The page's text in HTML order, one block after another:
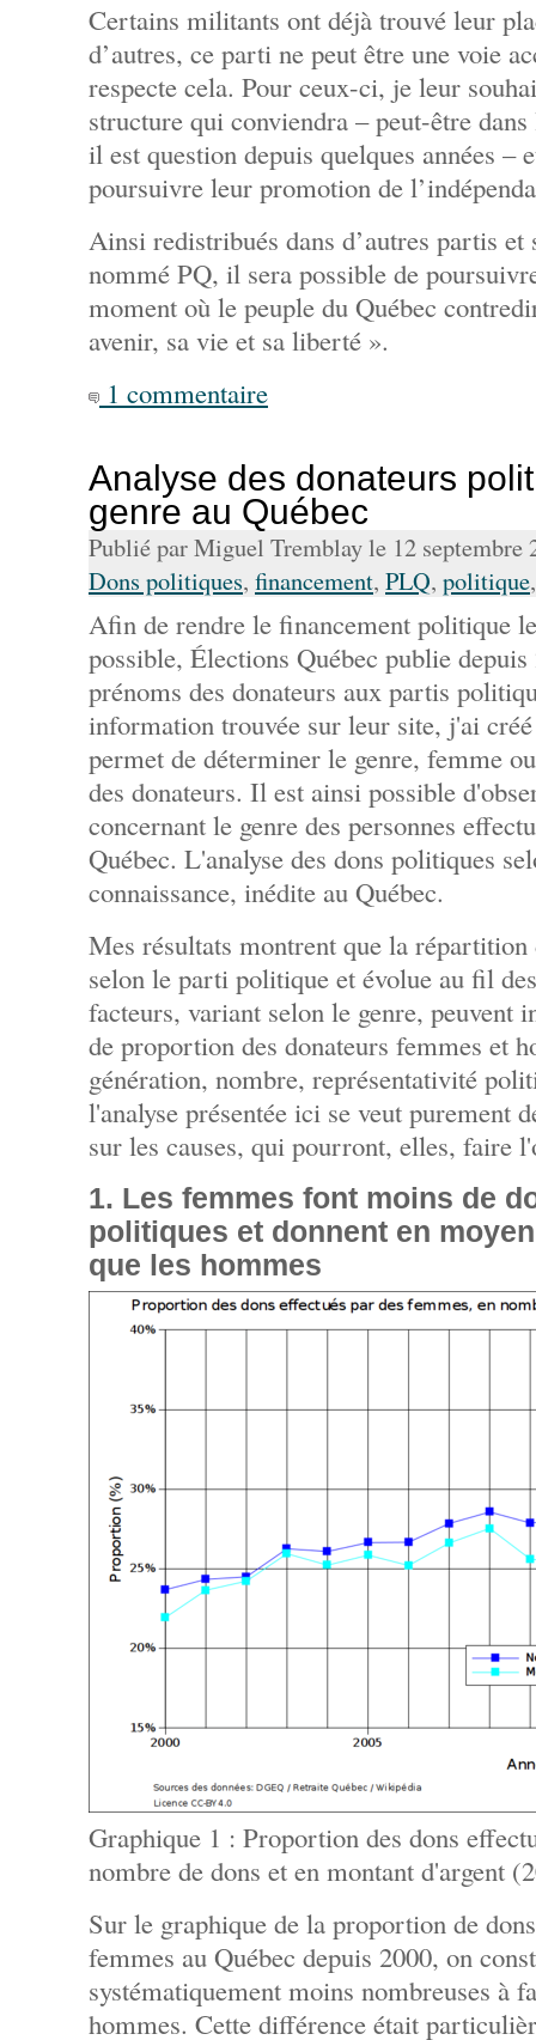
Certains militants ont déjà trouvé leur
d’autres, ce parti ne peut être une voie
respecte cela. Pour ceux-ci, je leur
structure qui conviendra – peut-être
il est question depuis quelques années –
poursuivre leur promotion de
Ainsi redistribués dans d’autres partis et
nommé PQ, il sera possible de
moment où le peuple du Québec
avenir, sa vie et sa liberté ».
1 commentaire
Analyse des donateurs
genre au Québec
Publié par Miguel Tremblay le 12 septembre
Dons politiques, financement, PLQ, politique
Afin de rendre le financement politique
possible, Élections Québec publie
prénoms des donateurs aux partis
information trouvée sur leur site, j'ai
permet de déterminer le genre, femme
des donateurs. Il est ainsi possible
concernant le genre des personnes
Québec. L'analyse des dons politiques
connaissance, inédite au Québec.
Mes résultats montrent que la répartition
selon le parti politique et évolue au fil
facteurs, variant selon le genre, peuvent
de proportion des donateurs femmes et
génération, nombre, représentativité
l'analyse présentée ici se veut purement
sur les causes, qui pourront, elles, faire
1. Les femmes font moins de
politiques et donnent en
que les hommes
Graphique 1 : Proportion des dons
nombre de dons et en montant d'argent
Sur le graphique de la proportion de
femmes au Québec depuis 2000, on
systématiquement moins nombreuses à
hommes. Cette différence était